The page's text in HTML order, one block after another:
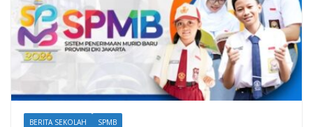
BERITA SEKOLAH SPMB